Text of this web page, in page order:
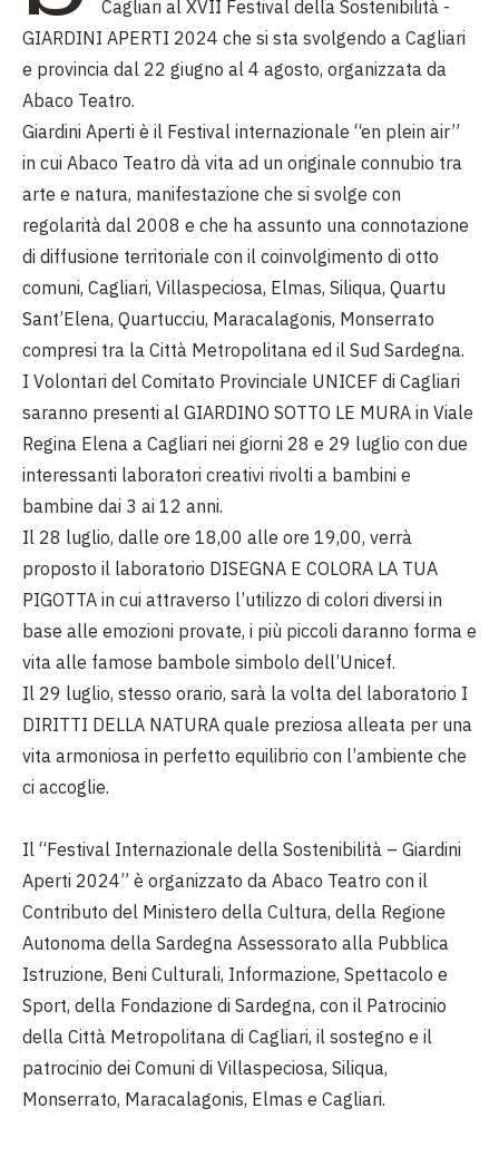
Cagliari al XVII Festival della Sostenibilità -
GIARDINI APERTI 2024 che si sta svolgendo a Cagliari
e provincia dal 22 giugno al 4 agosto, organizzata da
Abaco Teatro.
Giardini Aperti è il Festival internazionale “en plein air”
in cui Abaco Teatro dà vita ad un originale connubio tra
arte e natura, manifestazione che si svolge con
regolarità dal 2008 e che ha assunto una connotazione
di diffusione territoriale con il coinvolgimento di otto
comuni, Cagliari, Villaspeciosa, Elmas, Siliqua, Quartu
Sant’Elena, Quartucciu, Maracalagonis, Monserrato
compresi tra la Città Metropolitana ed il Sud Sardegna.
I Volontari del Comitato Provinciale UNICEF di Cagliari
saranno presenti al GIARDINO SOTTO LE MURA in Viale
Regina Elena a Cagliari nei giorni 28 e 29 luglio con due
interessanti laboratori creativi rivolti a bambini e
bambine dai 3 ai 12 anni.
Il 28 luglio, dalle ore 18,00 alle ore 19,00, verrà
proposto il laboratorio DISEGNA E COLORA LA TUA
PIGOTTA in cui attraverso l’utilizzo di colori diversi in
base alle emozioni provate, i più piccoli daranno forma e
vita alle famose bambole simbolo dell’Unicef.
Il 29 luglio, stesso orario, sarà la volta del laboratorio I
DIRITTI DELLA NATURA quale preziosa alleata per una
vita armoniosa in perfetto equilibrio con l’ambiente che
ci accoglie.
Il “Festival Internazionale della Sostenibilità – Giardini
Aperti 2024” è organizzato da Abaco Teatro con il
Contributo del Ministero della Cultura, della Regione
Autonoma della Sardegna Assessorato alla Pubblica
Istruzione, Beni Culturali, Informazione, Spettacolo e
Sport, della Fondazione di Sardegna, con il Patrocinio
della Città Metropolitana di Cagliari, il sostegno e il
patrocinio dei Comuni di Villaspeciosa, Siliqua,
Monserrato, Maracalagonis, Elmas e Cagliari.